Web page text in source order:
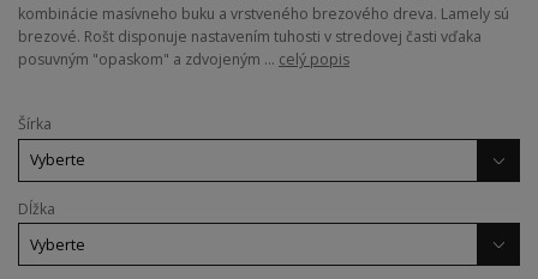
kombinácie masívneho buku a vrstveného brezového dreva. Lamely sú
brezové. Rošt disponuje nastavením tuhosti v stredovej časti vďaka
posuvným "opaskom" a zdvojeným ... celý popis
Šírka
Dĺžka